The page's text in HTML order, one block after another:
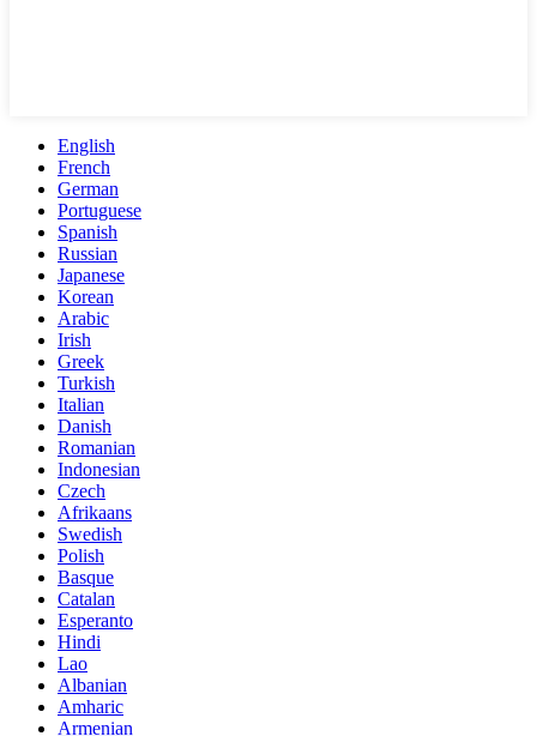
English
French
German
Portuguese
Spanish
Russian
Japanese
Korean
Arabic
Irish
Greek
Turkish
Italian
Danish
Romanian
Indonesian
Czech
Afrikaans
Swedish
Polish
Basque
Catalan
Esperanto
Hindi
Lao
Albanian
Amharic
Armenian